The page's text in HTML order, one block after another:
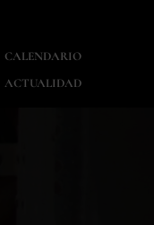
CALENDARIO
ACTUALIDAD